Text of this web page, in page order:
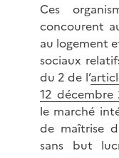
Ces
concourent
au logement
sociaux
du 2 de l’
12 décembre
le marché
de maîtrise
sans but